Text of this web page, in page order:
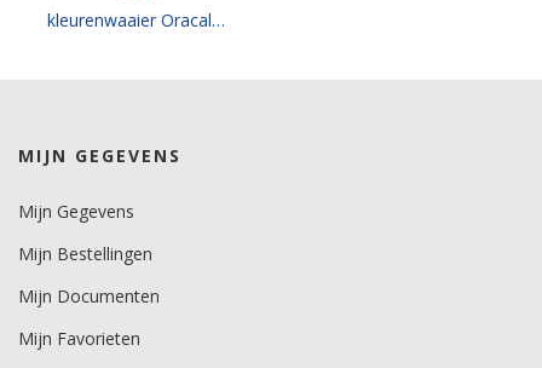
-50 tot +110.
Ja.
kleurenwaaier Oracal 951 serie
MIJN GEGEVENS
Mijn Gegevens
Mijn Bestellingen
Mijn Documenten
Mijn Favorieten